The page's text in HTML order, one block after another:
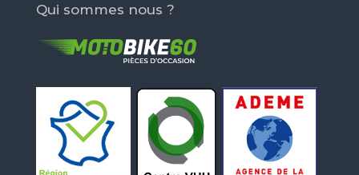
Qui sommes nous ?